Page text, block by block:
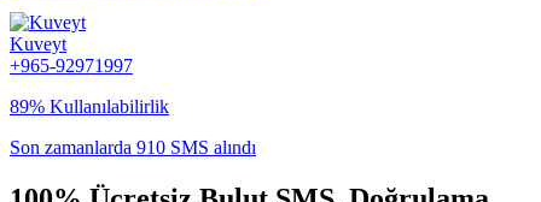
Kuveyt
+965-92971997
89% Kullanılabilirlik
Son zamanlarda 910 SMS alındı